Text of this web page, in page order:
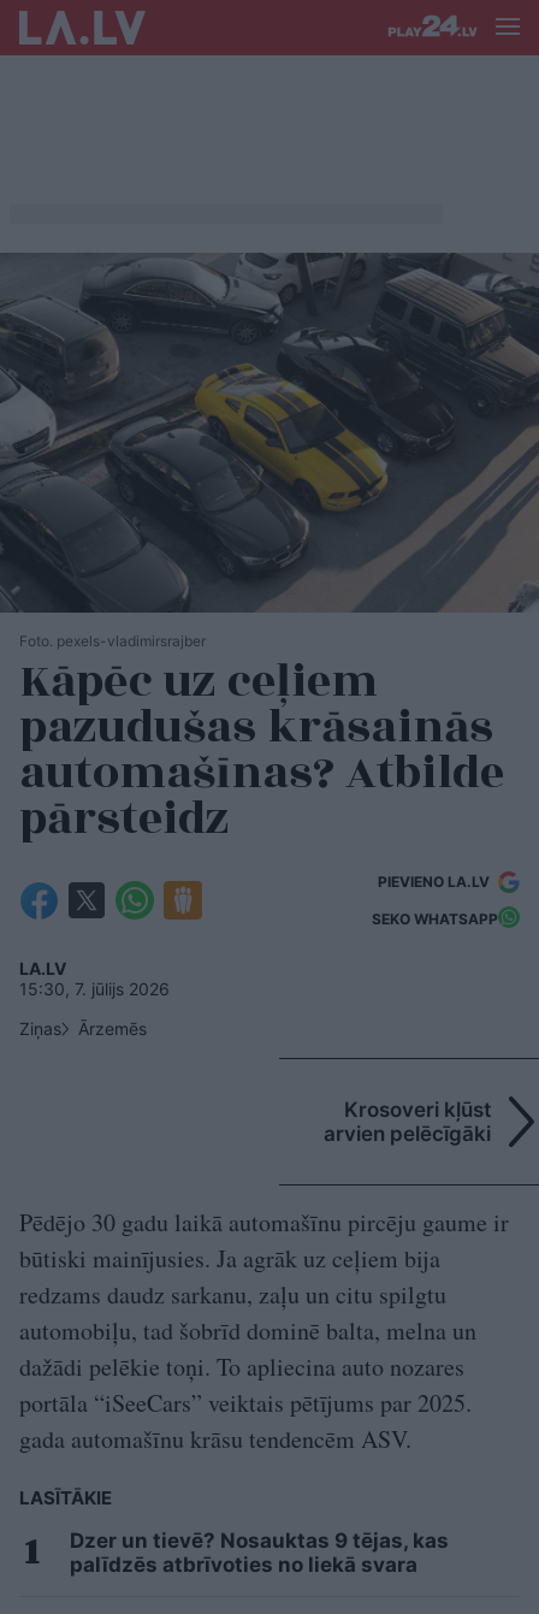
Foto. pexels-vladimirsrajber
Kāpēc uz ceļiem
pazudušas krāsainās
automašīnas? Atbilde
pārsteidz
PIEVIENO LA.LV
SEKO WHATSAPP
LA.LV
15:30, 7. jūlijs 2026
Ziņas
Ārzemēs
Krosoveri kļūst
arvien pelēcīgāki
Pēdējo 30 gadu laikā automašīnu pircēju gaume ir
būtiski mainījusies. Ja agrāk uz ceļiem bija
redzams daudz sarkanu, zaļu un citu spilgtu
automobiļu, tad šobrīd dominē balta, melna un
dažādi pelēkie toņi. To apliecina auto nozares
portāla “iSeeCars” veiktais pētījums par 2025.
gada automašīnu krāsu tendencēm ASV.
LASĪTĀKIE
Dzer un tievē? Nosauktas 9 tējas, kas
palīdzēs atbrīvoties no liekā svara